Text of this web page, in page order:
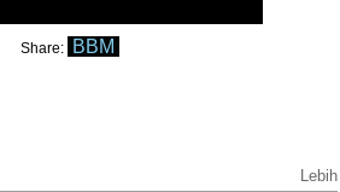
Share: BBM
Lebih